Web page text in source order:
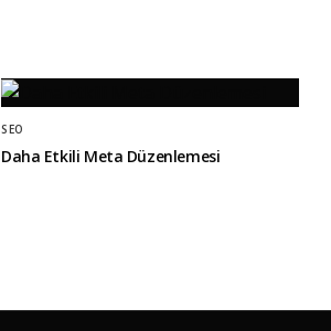
SEO
Daha Etkili Meta Düzenlemesi